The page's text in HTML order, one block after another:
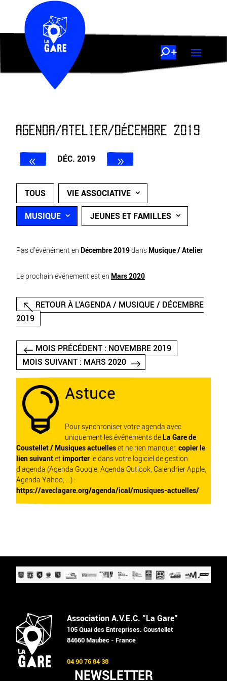
AGENDA/ATELIER/DÉCEMBRE 2019
DÉC. 2019
TOUS VIE ASSOCIATIVE
MUSIQUE JEUNES ET FAMILLES
Pas d'événément en Décembre 2019dans Musique / Atelier
Le prochain événement est en Mars 2020
RETOUR À L'AGENDA / MUSIQUE / DÉCEMBRE
2019
MOIS PRÉCÉDENT : NOVEMBRE 2019
MOIS SUIVANT : MARS 2020
 Astuce
Pour synchroniser votre agenda avec
uniquement les événements de La Gare de
Coustellet / Musiques actuelleset ne rien manquer, copier le
lien suivantet importer le dans votre logiciel de gestion
d'agenda (Agenda Google, Agenda Outlook, Calendrier Apple,
Agenda Yahoo, ...) :
https://aveclagare.org/agenda/ical/musiques-actuelles/
Association A.V.E.C. "La Gare"
105 Quai des Entreprises. Coustellet
84660 Maubec - France
04 90 76 84 38
NEWSLETTER